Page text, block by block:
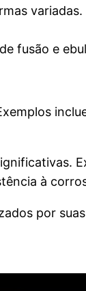
variadas.
fusão e
à
por